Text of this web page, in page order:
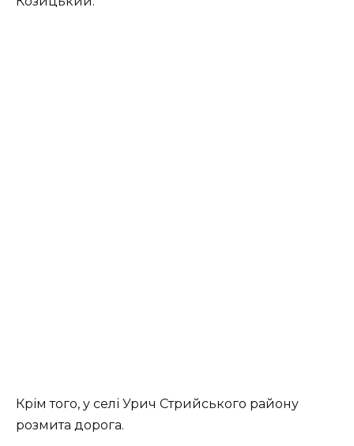
Крім того, у селі Урич Стрийського району
розмита дорога.